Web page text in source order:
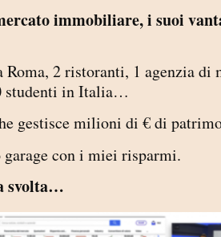
immobiliare, i suoi
2 ristoranti, 1 agenzia di
studenti in Italia…
gestisce milioni di € di
con i miei risparmi.
svolta…